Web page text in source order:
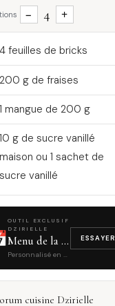
− 4 +
4 feuilles de bricks
200 g de fraises
1 mangue de 200 g
10 g de sucre vanillé
maison ou 1 sachet de
sucre vanillé
OUTIL EXCLUSIF
DZIRIELLE
Menu de la semaine
Personnalisé en 4 questions
ESSAYER
cuisine Dzirielle